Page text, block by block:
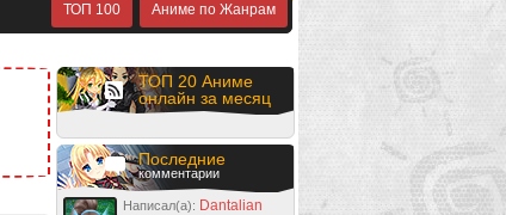
ТОП 100 Аниме по Жанрам
ТОП 20 Аниме
онлайн за месяц
Последние
комментарии
Написал(а): Dantalian